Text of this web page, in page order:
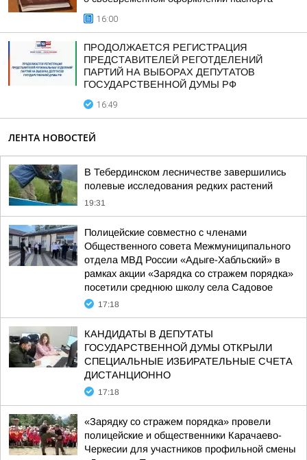
16:00
ПРОДОЛЖАЕТСЯ РЕГИСТРАЦИЯ
ПРЕДСТАВИТЕЛЕЙ РЕГОТДЕЛЕНИЙ
ПАРТИЙ НА ВЫБОРАХ ДЕПУТАТОВ
ГОСУДАРСТВЕННОЙ ДУМЫ РФ
16:49
ЛЕНТА НОВОСТЕЙ
В Тебердинском лесничестве завершились
полевые исследования редких растений
19:31
Полицейские совместно с членами
Общественного совета Межмуниципального
отдела МВД России «Адыге-Хабльский» в
рамках акции «Зарядка со стражем порядка»
посетили среднюю школу села Садовое
17:18
КАНДИДАТЫ В ДЕПУТАТЫ
ГОСУДАРСТВЕННОЙ ДУМЫ ОТКРЫЛИ
СПЕЦИАЛЬНЫЕ ИЗБИРАТЕЛЬНЫЕ СЧЕТА
ДИСТАНЦИОННО
17:18
«Зарядку со стражем порядка» провели
полицейские и общественники Карачаево-
Черкесии для участников профильной смены